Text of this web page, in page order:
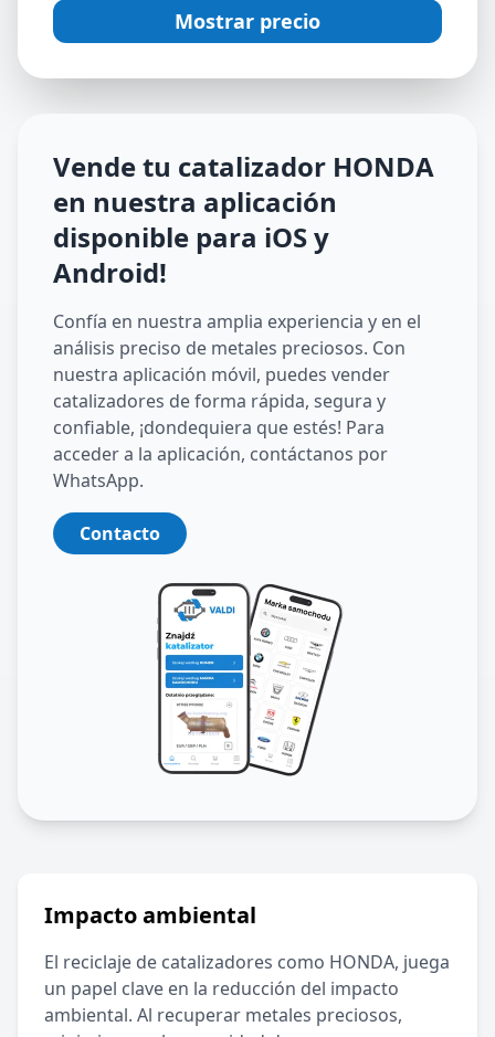
Mostrar precio
Vende tu catalizador HONDA
en nuestra aplicación
disponible para iOS y
Android!
Confía en nuestra amplia experiencia y en el
análisis preciso de metales preciosos. Con
nuestra aplicación móvil, puedes vender
catalizadores de forma rápida, segura y
confiable, ¡dondequiera que estés! Para
acceder a la aplicación, contáctanos por
WhatsApp.
Contacto
Impacto ambiental
El reciclaje de catalizadores como HONDA, juega
un papel clave en la reducción del impacto
ambiental. Al recuperar metales preciosos,